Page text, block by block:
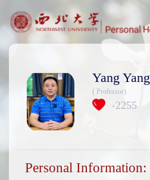
Yang Yang
( Professor)
+2255
Personal Information: